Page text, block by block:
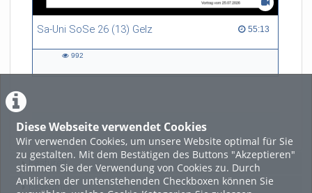
Diese Webseite verwendet Cookies
Wir verwenden Cookies, um unsere Website optimal für Sie
zu gestalten. Mit dem Bestätigen des Buttons "Akzeptieren"
stimmen Sie der Verwendung von Cookies zu. Durch
Anklicken der untenstehenden Checkboxen können Sie
Sa-Uni SoSe 26 (13) Gelz 55:13
55:13 duration
992
LADE MEHR
Featured
Beliebtheit